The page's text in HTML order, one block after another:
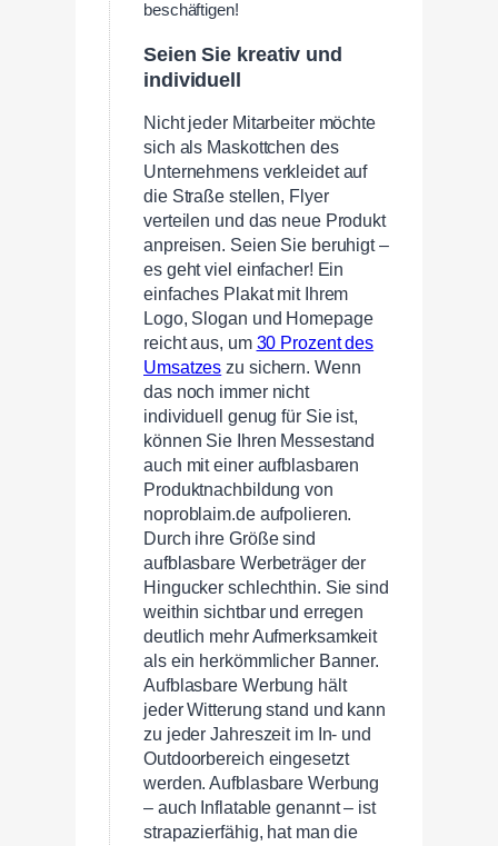
beschäftigen!
Seien Sie kreativ und
individuell
Nicht jeder Mitarbeiter möchte
sich als Maskottchen des
Unternehmens verkleidet auf
die Straße stellen, Flyer
verteilen und das neue Produkt
anpreisen. Seien Sie beruhigt –
es geht viel einfacher! Ein
einfaches Plakat mit Ihrem
Logo, Slogan und Homepage
reicht aus, um 30 Prozent des
Umsatzes zu sichern. Wenn
das noch immer nicht
individuell genug für Sie ist,
können Sie Ihren Messestand
auch mit einer aufblasbaren
Produktnachbildung von
noproblaim.de aufpolieren.
Durch ihre Größe sind
aufblasbare Werbeträger der
Hingucker schlechthin. Sie sind
weithin sichtbar und erregen
deutlich mehr Aufmerksamkeit
als ein herkömmlicher Banner.
Aufblasbare Werbung hält
jeder Witterung stand und kann
zu jeder Jahreszeit im In- und
Outdoorbereich eingesetzt
werden. Aufblasbare Werbung
– auch Inflatable genannt – ist
strapazierfähig, hat man die